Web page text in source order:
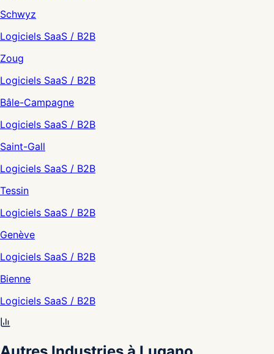
Schwyz
Logiciels SaaS / B2B
Zoug
Logiciels SaaS / B2B
Bâle-Campagne
Logiciels SaaS / B2B
Saint-Gall
Logiciels SaaS / B2B
Tessin
Logiciels SaaS / B2B
Genève
Logiciels SaaS / B2B
Bienne
Logiciels SaaS / B2B